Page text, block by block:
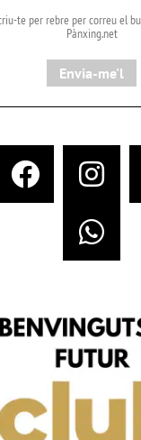
te per rebre per correu el
Pànxing.net​
Envia-me'l